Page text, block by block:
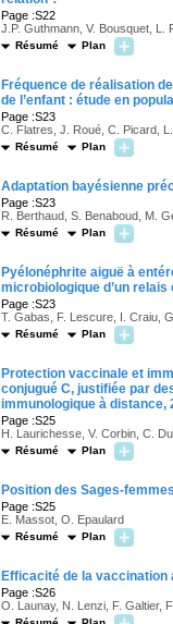
Page :S22
J.P. Guthmann, V. Bousquet, L.
Résumé Plan
Fréquence de réalisation
de l’enfant : étude en
Page :S23
C. Flatres, J. Roué, C. Picard,
Résumé Plan
Adaptation bayésienne
Page :S23
R. Berthaud, S. Benaboud, M.
Résumé Plan
Pyélonéphrite aiguë à
microbiologique d’un
Page :S23
T. Gabas, F. Lescure, I. Craiu,
Résumé Plan
Protection vaccinale et
conjugué C, justifiée par
immunologique à distance,
Page :S25
H. Laurichesse, V. Corbin, C.
Résumé Plan
Position des Sages-
Page :S25
E. Massot, O. Epaulard
Résumé Plan
Efficacité de la vaccination
Page :S26
O. Launay, N. Lenzi, F. Galtier,